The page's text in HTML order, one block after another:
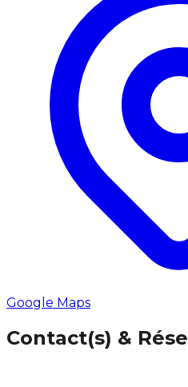
Google Maps
Contact(s) &